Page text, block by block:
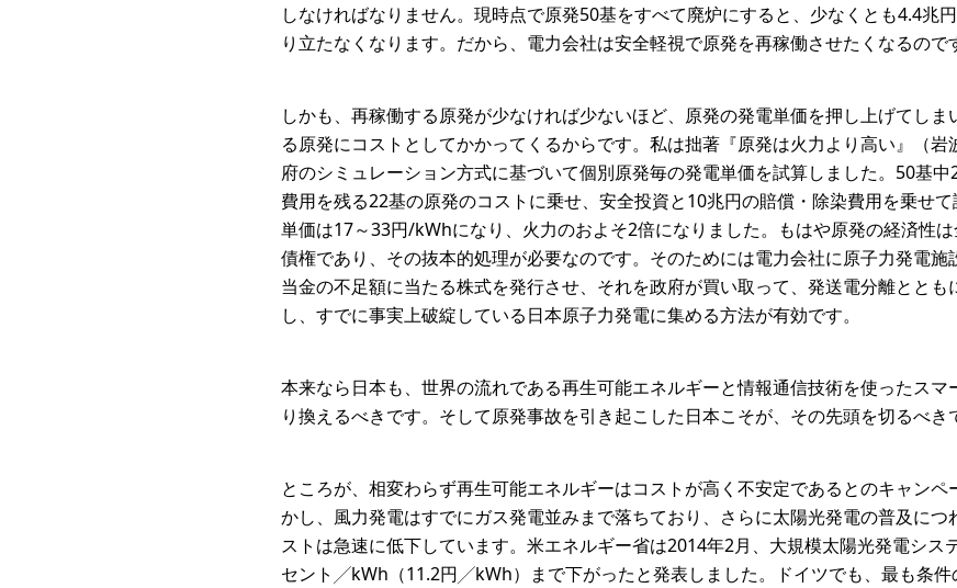
しなければなりません。現時点で原発50基をすべて廃炉にすると、少なくとも4.4兆
り立たなくなります。だから、電力会社は安全軽視で原発を再稼働させたくなるので
しかも、再稼働する原発が少なければ少ないほど、原発の発電単価を押し上げてし
る原発にコストとしてかかってくるからです。私は拙著『原発は火力より高い』（
府のシミュレーション方式に基づいて個別原発毎の発電単価を試算しました。50基
費用を残る22基の原発のコストに乗せ、安全投資と10兆円の賠償・除染費用を乗せ
単価は17～33円/kWhになり、火力のおよそ2倍になりました。もはや原発の経済性
債権であり、その抜本的処理が必要なのです。そのためには電力会社に原子力発電施
当金の不足額に当たる株式を発行させ、それを政府が買い取って、発送電分離とと
し、すでに事実上破綻している日本原子力発電に集める方法が有効です。
本来なら日本も、世界の流れである再生可能エネルギーと情報通信技術を使ったス
り換えるべきです。そして原発事故を引き起こした日本こそが、その先頭を切るべき
ところが、相変わらず再生可能エネルギーはコストが高く不安定であるとのキャン
かし、風力発電はすでにガス発電並みまで落ちており、さらに太陽光発電の普及につ
ストは急速に低下しています。米エネルギー省は2014年2月、大規模太陽光発電シス
セント╱kWh（11.2円╱kWh）まで下がったと発表しました。ドイツでも、最も条件